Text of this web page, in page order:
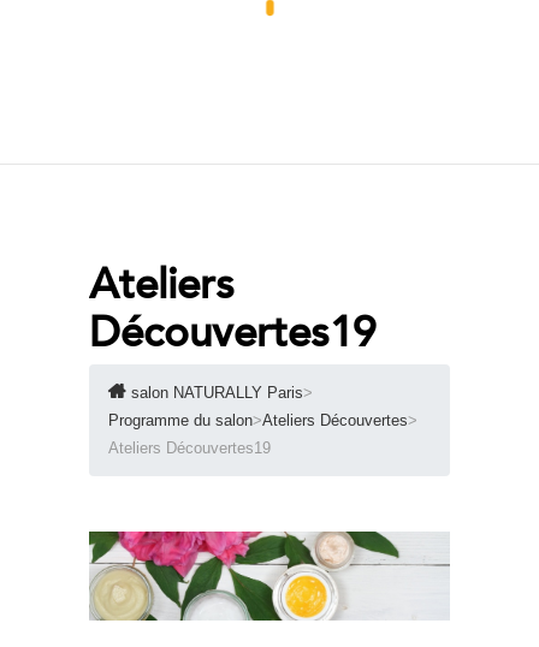
Ateliers
Découvertes19
salon NATURALLY Paris>
Programme du salon>Ateliers Découvertes>
Ateliers Découvertes19